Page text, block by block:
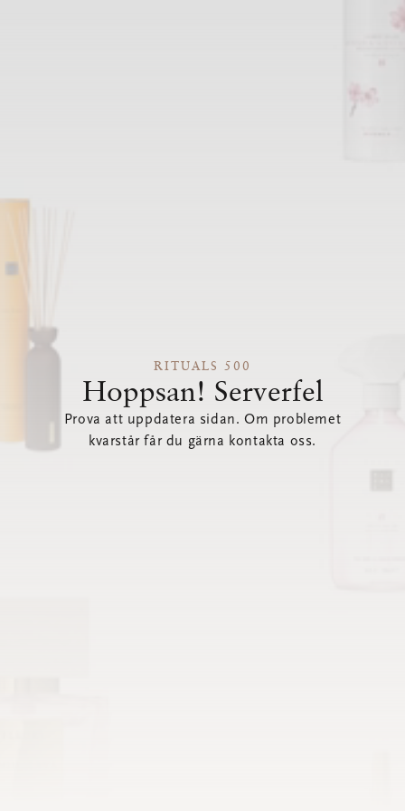
RITUALS 500
Hoppsan! Serverfel
Prova att uppdatera sidan. Om problemet
kvarstår får du gärna kontakta oss.